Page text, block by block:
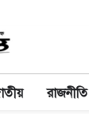
রাজনীতি